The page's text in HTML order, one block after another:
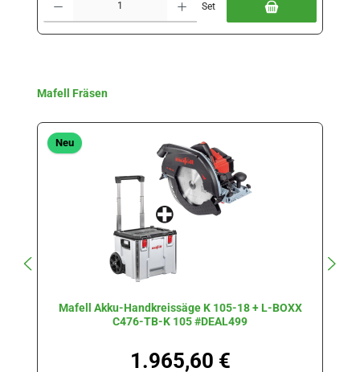
Set
Produktgalerie überspringen
Mafell Fräsen
Neu
Mafell Akku-Handkreissäge K 105-18 + L-BOXX
C476-TB-K 105 #DEAL499
Regulärer Preis:
1.965,60 €